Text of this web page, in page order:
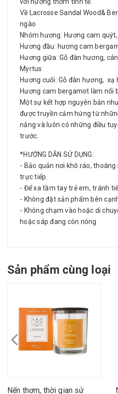
Về Lacrosse Sandal Wood&
ngào
Nhóm hương: Hương cam
Hương đầu: hương cam
Hương giữa: Gỗ đàn hương,
Myrtus
Hương cuối: Gỗ đàn hương, xạ
Hương cam bergamot làm nổi
Một sự kết hợp nguyên bản
được truyền cảm hứng từ
năng và luôn có những điều
trước.
*HƯỚNG DẪN SỬ DỤNG:
- Bảo quản nơi khô ráo,
trực tiếp.
- Để xa tầm tay trẻ em, tránh
- Không đặt sản phẩm bên
- Không chạm vào hoặc di
hoặc sáp đang còn nóng
Sản phẩm cùng loại
Nến thơm, thời gian sử